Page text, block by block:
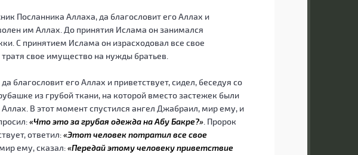
Посланника Аллаха, да благословит его Аллах и
им Аллах. До принятия Ислама он занимался
С принятием Ислама он израсходовал все свое
свое имущество на нужды братьев.
благословит его Аллах и приветствует, сидел, беседуя со
из грубой ткани, на которой вместо застежек были
В этот момент спустился ангел Джабраил, мир ему, и
«Что это за грубая одежда на Абу Бакре?» . Пророк
ответил:«Этот человек потратил все свое
ему, сказал:«Передай этому человеку приветствие